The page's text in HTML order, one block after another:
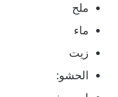
ملح
ماء
زيت
الحشو: